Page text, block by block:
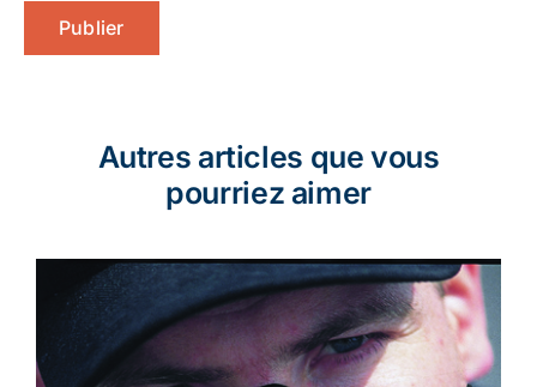
Autres articles que vous
pourriez aimer